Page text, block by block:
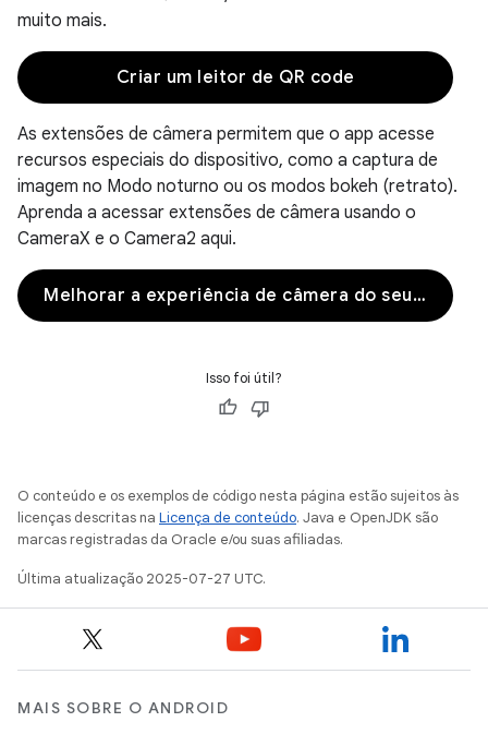
muito mais.
Criar um leitor de QR code
As extensões de câmera permitem que o app acesse
recursos especiais do dispositivo, como a captura de
imagem no Modo noturno ou os modos bokeh (retrato).
Aprenda a acessar extensões de câmera usando o
CameraX e o Camera2 aqui.
Melhorar a experiência de câmera do seu app
Isso foi útil?
O conteúdo e os exemplos de código nesta página estão sujeitos às
licenças descritas na Licença de conteúdo. Java e OpenJDK são
marcas registradas da Oracle e/ou suas afiliadas.
Última atualização 2025-07-27 UTC.
MAIS SOBRE O ANDROID